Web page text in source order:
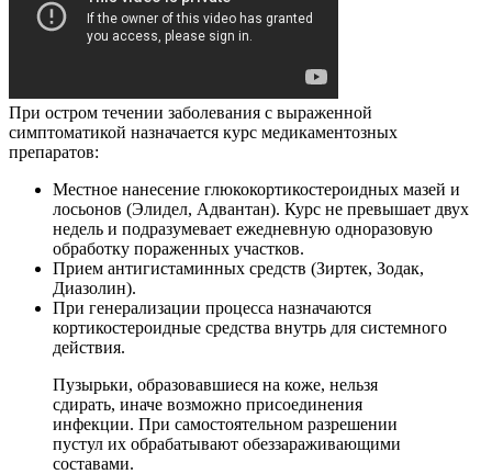
При остром течении заболевания с выраженной
симптоматикой назначается курс медикаментозных
препаратов:
Местное нанесение глюкокортикостероидных мазей и
лосьонов (Элидел, Адвантан). Курс не превышает двух
недель и подразумевает ежедневную одноразовую
обработку пораженных участков.
Прием антигистаминных средств (Зиртек, Зодак,
Диазолин).
При генерализации процесса назначаются
кортикостероидные средства внутрь для системного
действия.
Пузырьки, образовавшиеся на коже, нельзя
сдирать, иначе возможно присоединения
инфекции. При самостоятельном разрешении
пустул их обрабатывают обеззараживающими
составами.